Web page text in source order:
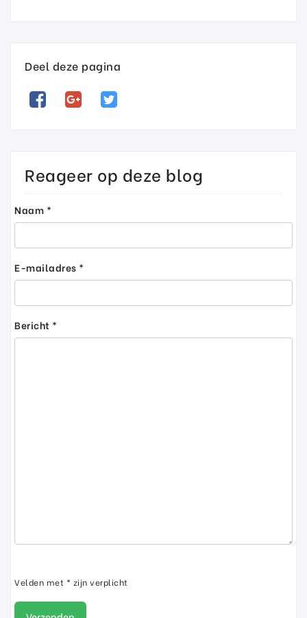
Deel deze pagina
Reageer op deze blog
Naam *
E-mailadres *
Bericht *
Velden met * zijn verplicht